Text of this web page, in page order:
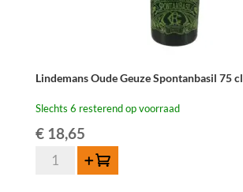
Lindemans Oude Geuze Spontanbasil 75 cl
Slechts 6 resterend op voorraad
€18,65
Lindemans Toevoegen